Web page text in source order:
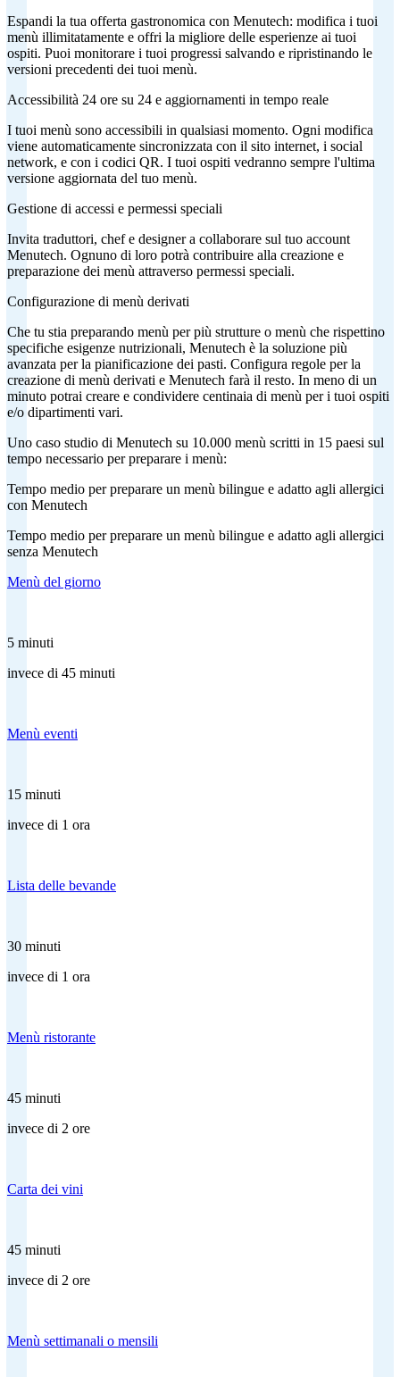
Espandi la tua offerta gastronomica con Menutech: modifica i tuoi
menù illimitatamente e offri la migliore delle esperienze ai tuoi
ospiti. Puoi monitorare i tuoi progressi salvando e ripristinando le
versioni precedenti dei tuoi menù.
Accessibilità 24 ore su 24 e aggiornamenti in tempo reale
I tuoi menù sono accessibili in qualsiasi momento. Ogni modifica
viene automaticamente sincronizzata con il sito internet, i social
network, e con i codici QR. I tuoi ospiti vedranno sempre l'ultima
versione aggiornata del tuo menù.
Gestione di accessi e permessi speciali
Invita traduttori, chef e designer a collaborare sul tuo account
Menutech. Ognuno di loro potrà contribuire alla creazione e
preparazione dei menù attraverso permessi speciali.
Configurazione di menù derivati
Che tu stia preparando menù per più strutture o menù che rispettino
specifiche esigenze nutrizionali, Menutech è la soluzione più
avanzata per la pianificazione dei pasti. Configura regole per la
creazione di menù derivati e Menutech farà il resto. In meno di un
minuto potrai creare e condividere centinaia di menù per i tuoi ospiti
e/o dipartimenti vari.
Uno caso studio di Menutech su 10.000 menù scritti in 15 paesi sul
tempo necessario per preparare i menù:
Tempo medio per preparare un menù bilingue e adatto agli allergici
con Menutech
Tempo medio per preparare un menù bilingue e adatto agli allergici
senza Menutech
Menù del giorno
5 minuti
invece di 45 minuti
Menù eventi
15 minuti
invece di 1 ora
Lista delle bevande
30 minuti
invece di 1 ora
Menù ristorante
45 minuti
invece di 2 ore
Carta dei vini
45 minuti
invece di 2 ore
Menù settimanali o mensili